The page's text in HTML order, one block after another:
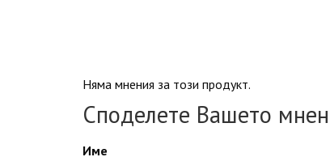
Няма мнения за този продукт.
Споделете Вашето
Име